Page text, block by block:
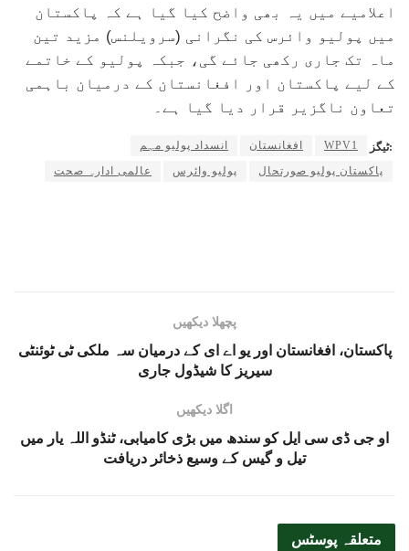
اعلامیے میں یہ بھی واضح کیا گیا ہے کہ پاکستان
میں پولیو وائرس کی نگرانی (سرویلنس) مزید تین
ماہ تک جاری رکھی جائے گی، جبکہ پولیو کے خاتمے
کے لیے پاکستان اور افغانستان کے درمیان باہمی
تعاون ناگزیر قرار دیا گیا ہے۔
ٹیگز: WPV1 افغانستان
انسداد پولیو مہم
پاکستان پولیو صورتحال
پولیو وائرس عالمی ادارہ صحت
پچھلا دیکھیں
پاکستان، افغانستان اور یو اے ای کے درمیان سہ ملکی ٹی ٹوئنٹی
سیریز کا شیڈول جاری
اگلا دیکھیں
او جی ڈی سی ایل کو سندھ میں بڑی کامیابی، ٹنڈو اللہ یار میں
تیل و گیس کے وسیع ذخائر دریافت
متعلقہ پوسٹس